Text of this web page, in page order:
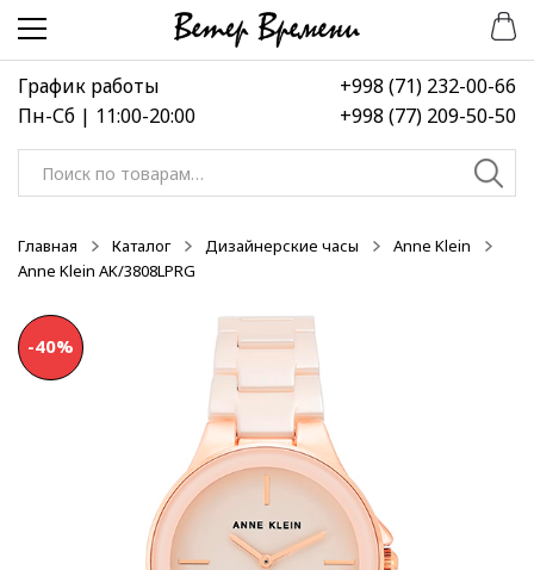
Перейти
навигации
Перейти
содержимому
График работы
Пн-Сб | 11:00-20:00
+998 (71) 232-00-66
+998 (77) 209-50-50
Искать:
Главная Каталог Дизайнерские часы
Anne Klein
Anne Klein AK/3808LPRG
-40%
-30%
-40%
-40%